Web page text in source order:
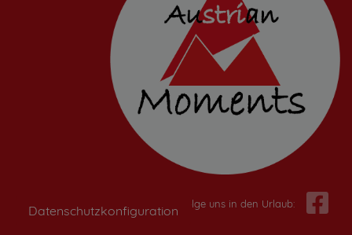
Folge uns in den Urlaub:
Datenschutzkonfiguration